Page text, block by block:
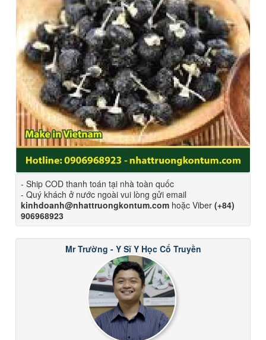
- Ship COD thanh toán tại nhà toàn quốc
- Quý khách ở nước ngoài vui lòng gửi email
kinhdoanh@nhattruongkontum.com hoặc Viber (+84)
906968923
Mr Trường - Y Sĩ Y Học Cổ Truyền